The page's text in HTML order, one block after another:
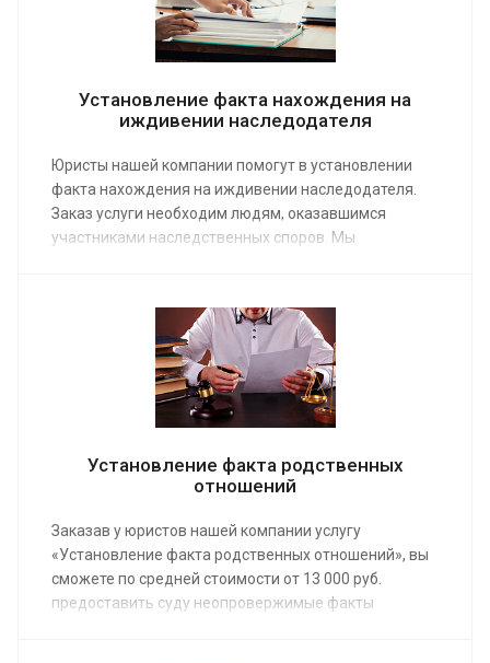
Установление факта нахождения на
иждивении наследодателя
Юристы нашей компании помогут в установлении
факта нахождения на иждивении наследодателя.
Заказ услуги необходим людям, оказавшимся
участниками наследственных споров. Мы
находящиеся на содержании.
Установление факта родственных
отношений
Заказав у юристов нашей компании услугу
«Установление факта родственных отношений», вы
сможете по средней стоимости от 13 000 руб.
предоставить суду неопровержимые факты